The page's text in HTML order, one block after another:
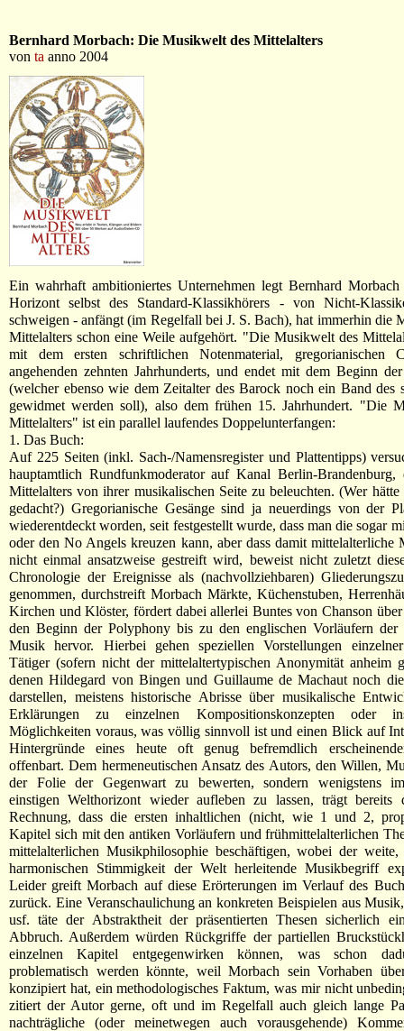
Bernhard Morbach: Die Musikwelt des Mittelalters
von ta anno 2004
Ein wahrhaft ambitioniertes Unternehmen legt Bernhard
Horizont selbst des Standard-Klassikhörers - von Nicht-
schweigen - anfängt (im Regelfall bei J. S. Bach), hat immerhin die
Mittelalters schon eine Weile aufgehört. "Die Musikwelt des
mit dem ersten schriftlichen Notenmaterial, gregorianischen
angehenden zehnten Jahrhunderts, und endet mit dem Beginn der
(welcher ebenso wie dem Zeitalter des Barock noch ein Band des
gewidmet werden soll), also dem frühen 15. Jahrhundert. "Die
Mittelalters" ist ein parallel laufendes Doppelunterfangen:
1. Das Buch:
Auf 225 Seiten (inkl. Sach-/Namensregister und Plattentipps)
hauptamtlich Rundfunkmoderator auf Kanal Berlin-Brandenburg,
Mittelalters von ihrer musikalischen Seite zu beleuchten. (Wer hätte
gedacht?) Gregorianische Gesänge sind ja neuerdings von der
wiederentdeckt worden, seit festgestellt wurde, dass man die sogar
oder den No Angels kreuzen kann, aber dass damit mittelalterliche
nicht einmal ansatzweise gestreift wird, beweist nicht zuletzt
Chronologie der Ereignisse als (nachvollziehbaren)
genommen, durchstreift Morbach Märkte, Küchenstuben,
Kirchen und Klöster, fördert dabei allerlei Buntes von Chanson
den Beginn der Polyphony bis zu den englischen Vorläufern der
Musik hervor. Hierbei gehen speziellen Vorstellungen
Tätiger (sofern nicht der mittelaltertypischen Anonymität anheim
denen Hildegard von Bingen und Guillaume de Machaut noch
darstellen, meistens historische Abrisse über musikalische
Erklärungen zu einzelnen Kompositionskonzepten oder
Möglichkeiten voraus, was völlig sinnvoll ist und einen Blick auf
Hintergründe eines heute oft genug befremdlich
offenbart. Dem hermeneutischen Ansatz des Autors, den Willen,
der Folie der Gegenwart zu bewerten, sondern wenigstens
einstigen Welthorizont wieder aufleben zu lassen, trägt bereits
Rechnung, dass die ersten inhaltlichen (nicht, wie 1 und 2,
Kapitel sich mit den antiken Vorläufern und frühmittelalterlichen
mittelalterlichen Musikphilosophie beschäftigen, wobei der
harmonischen Stimmigkeit der Welt herleitende Musikbegriff
Leider greift Morbach auf diese Erörterungen im Verlauf des
zurück. Eine Veranschaulichung an konkreten Beispielen aus
usf. täte der Abstraktheit der präsentierten Thesen sicherlich
Abbruch. Außerdem würden Rückgriffe der partiellen
einzelnen Kapitel entgegenwirken können, was schon
problematisch werden könnte, weil Morbach sein Vorhaben
konzipiert hat, ein methodologisches Faktum, was mir nicht
zitiert der Autor gerne, oft und im Regelfall auch gleich lange
nachträgliche (oder meinetwegen auch vorausgehende)